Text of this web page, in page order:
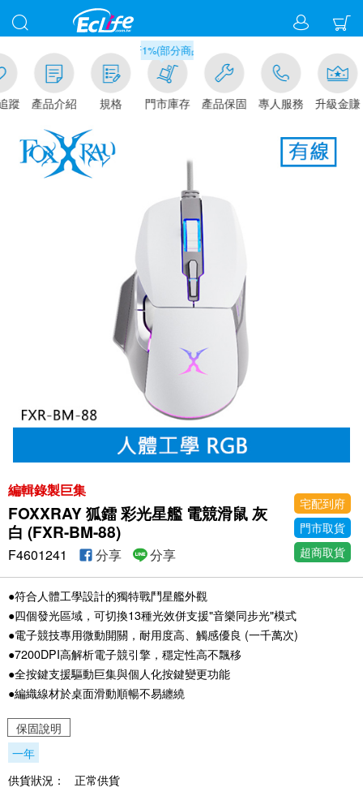
蹤 產品介紹 規格
滿千元門市取貨現折1%(部分商品不適用)-請點我看
門市庫存 產品保固 專人服務 升級金賺
編輯錄製巨集
FOXXRAY 狐鐳 彩光星艦 電競滑鼠 灰
白 (FXR-BM-88)
宅配到府
門市取貨
超商取貨
F4601241 分享 分享
●符合人體工學設計的獨特戰鬥星艦外觀
●四個發光區域，可切換13種光效併支援"音樂同步光"模式
●電子競技專用微動開關，耐用度高、觸感優良 (一千萬次)
●7200DPI高解析電子競引擎，穩定性高不飄移
●全按鍵支援驅動巨集與個人化按鍵變更功能
●編織線材於桌面滑動順暢不易纏繞
保固說明
一年
供貨狀況：
正常供貨